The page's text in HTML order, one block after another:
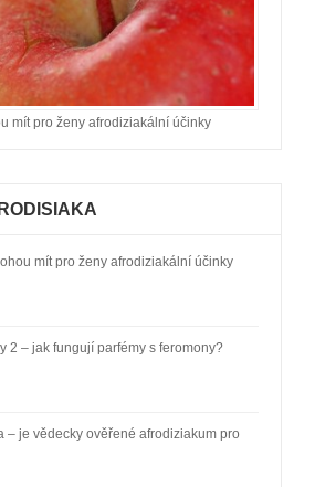
mít pro ženy afrodiziakální účinky
mít pro ženy afrodiziakální účinky
2 – jak fungují parfémy s feromony?
– je vědecky ověřené afrodiziakum pro